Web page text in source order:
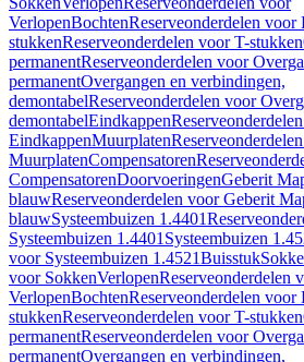
VerlopenBochtenReserveonderdelen voor
stukkenReserveonderdelen voor T-stukken
permanentReserveonderdelen voor
permanentOvergangen en verbindingen,
demontabelReserveonderdelen voor
demontabelEindkappen
EindkappenMuurplaten
MuurplatenCompensatoren
CompensatorenDoorvoeringenGeberit
blauwReserveonderdelen voor Geberit
blauwSysteembuizen 1.4401
Systeembuizen 1.4401 Systeembuizen
voor Systeembuizen 1.4521Buisstuk
voor SokkenVerlopenReserveonderdelen
VerlopenBochtenReserveonderdelen voor
stukkenReserveonderdelen voor T-stukken
permanentReserveonderdelen voor
permanentOvergangen en verbindingen,